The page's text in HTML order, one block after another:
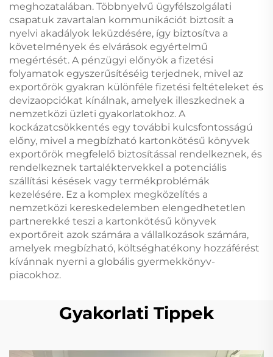
meghozatalában. Többnyelvű ügyfélszolgálati
csapatuk zavartalan kommunikációt biztosít a
nyelvi akadályok leküzdésére, így biztosítva a
követelmények és elvárások egyértelmű
megértését. A pénzügyi előnyök a fizetési
folyamatok egyszerűsítéséig terjednek, mivel az
exportőrök gyakran különféle fizetési feltételeket és
devizaopciókat kínálnak, amelyek illeszkednek a
nemzetközi üzleti gyakorlatokhoz. A
kockázatcsökkentés egy további kulcsfontosságú
előny, mivel a megbízható kartonkötésű könyvek
exportőrök megfelelő biztosítással rendelkeznek, és
rendelkeznek tartaléktervekkel a potenciális
szállítási késések vagy termékproblémák
kezelésére. Ez a komplex megközelítés a
nemzetközi kereskedelemben elengedhetetlen
partnerekké teszi a kartonkötésű könyvek
exportőreit azok számára a vállalkozások számára,
amelyek megbízható, költséghatékony hozzáférést
kívánnak nyerni a globális gyermekkönyv-
piacokhoz.
Gyakorlati Tippek